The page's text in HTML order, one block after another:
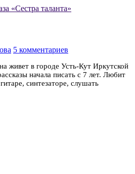
«Сестра таланта»
5 комментариев
живет в городе Усть-Кут Иркутской
начала писать с 7 лет. Любит
синтезаторе, слушать